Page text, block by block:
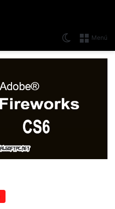
Menú
Switch skin